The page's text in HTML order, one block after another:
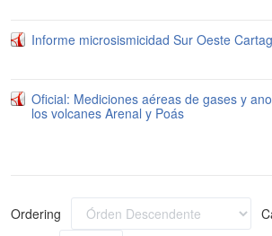
Informe microsismicidad Sur Oeste
Oficial: Mediciones aéreas de gases y
los volcanes Arenal y Poás
Ordering